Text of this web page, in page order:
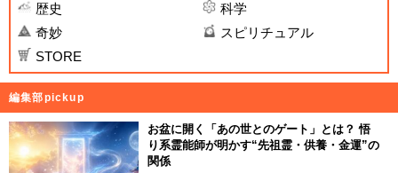
歴史
科学
奇妙
スピリチュアル
STORE
編集部pickup
お盆に開く「あの世とのゲート」とは？ 悟
り系霊能師が明かす“先祖霊・供養・金運”の
関係